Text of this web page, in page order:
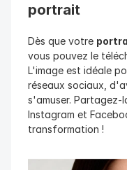
portrait
Dès que votre
vous pouvez le
L'image est idéale
réseaux sociaux,
s'amuser. Partagez-
Instagram et
transformation !